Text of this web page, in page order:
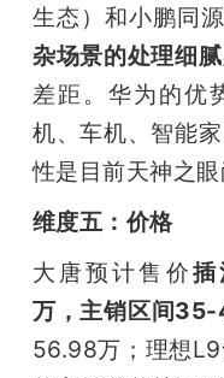
生态）和小鹏同
杂场景的处理细
差距。华为的
机、车机、智能
性是目前天神之眼
维度五：价格
大唐预计售价
万，主销区间
56.98万；理想